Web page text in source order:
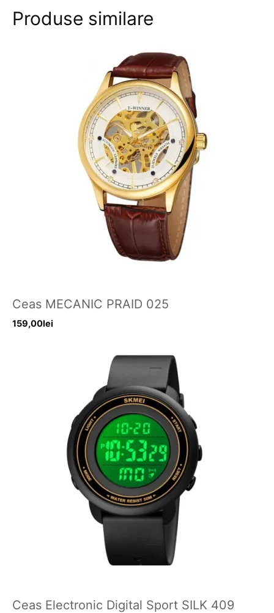
Produse similare
Ceas MECANIC PRAID 025
159,00lei
Ceas Electronic Digital Sport SILK 409